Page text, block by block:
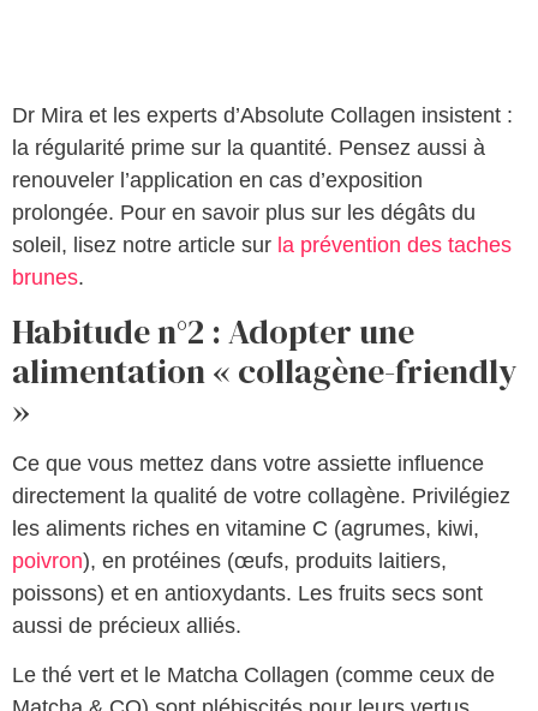
Dr Mira et les experts d’Absolute Collagen insistent :
la régularité prime sur la quantité. Pensez aussi à
renouveler l’application en cas d’exposition
prolongée. Pour en savoir plus sur les dégâts du
soleil, lisez notre article sur la prévention des taches
brunes.
Habitude n°2 : Adopter une
alimentation « collagène-friendly
»
Ce que vous mettez dans votre assiette influence
directement la qualité de votre collagène. Privilégiez
les aliments riches en vitamine C (agrumes, kiwi,
poivron), en protéines (œufs, produits laitiers,
poissons) et en antioxydants. Les fruits secs sont
aussi de précieux alliés.
Le thé vert et le Matcha Collagen (comme ceux de